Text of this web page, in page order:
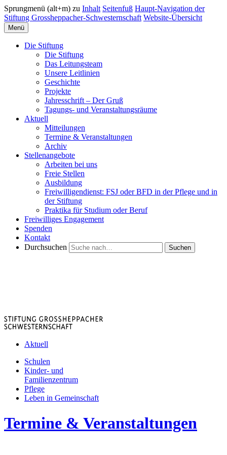
Sprungmenü (alt+m) zu Inhalt Seitenfuß Haupt-Navigation der
Stiftung Grossheppacher-Schwesternschaft Website-Übersicht
Menü
Die Stiftung
Die Stiftung
Das Leitungsteam
Unsere Leitlinien
Geschichte
Projekte
Jahresschrift – Der Gruß
Tagungs- und Veranstaltungsräume
Aktuell
Mitteilungen
Termine & Veranstaltungen
Archiv
Stellenangebote
Arbeiten bei uns
Freie Stellen
Ausbildung
Freiwilligendienst: FSJ oder BFD in der Pflege und in
der Stiftung
Praktika für Studium oder Beruf
Freiwilliges Engagement
Spenden
Kontakt
Durchsuchen
Suchen
Aktuell
Schulen
Kinder- und
Familienzentrum
Pflege
Leben in Gemeinschaft
Termine & Veranstaltungen